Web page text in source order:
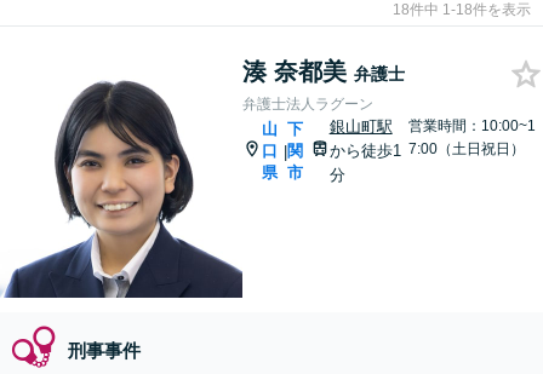
18件中 1-18件を表示
湊 奈都美 弁護士
弁護士法人ラグーン
山
口
県
|
下
関
市
銀山町駅
から徒歩1
分
営業時間：10:00~1
7:00（土日祝日）
刑事事件